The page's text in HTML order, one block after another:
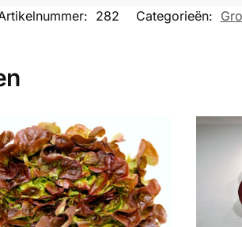
282 Categorieën: